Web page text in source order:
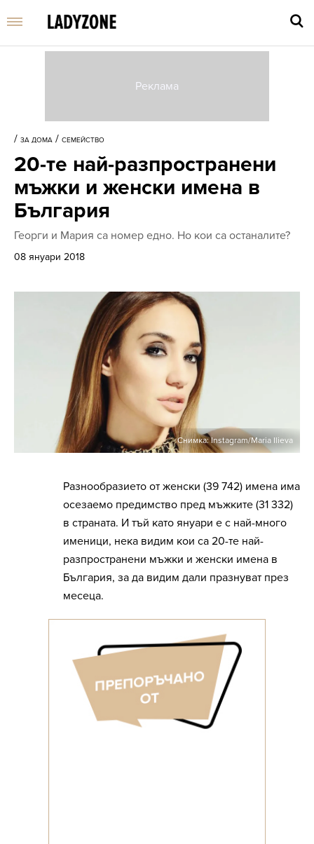
/ ЗА ДОМА / СЕМЕЙСТВО
20-те най-разпространени
мъжки и женски имена в
България
Георги и Мария са номер едно. Но кои са останалите?
08 януари 2018
Снимка: Instagram/Maria Ilieva
Разнообразието от женски (39 742) имена има
осезаемо предимство пред мъжките (31 332)
в страната. И тъй като януари е с най-много
именици, нека видим кои са 20-те най-
разпространени мъжки и женски имена в
България, за да видим дали празнуват през
месеца.